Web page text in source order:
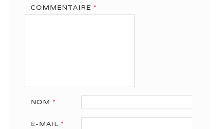
COMMENTAIRE *
NOM *
E-MAIL *